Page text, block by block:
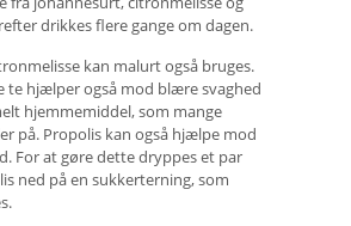
drikkes flere gange om dagen.
kan malurt også bruges.
hjælper også mod blære svaghed
hjemmemiddel, som mange
på. Propolis kan også hjælpe mod
For at gøre dette dryppes et par
ned på en sukkerterning, som